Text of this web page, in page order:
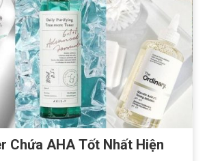
Chứa AHA Tốt Nhất Hiện